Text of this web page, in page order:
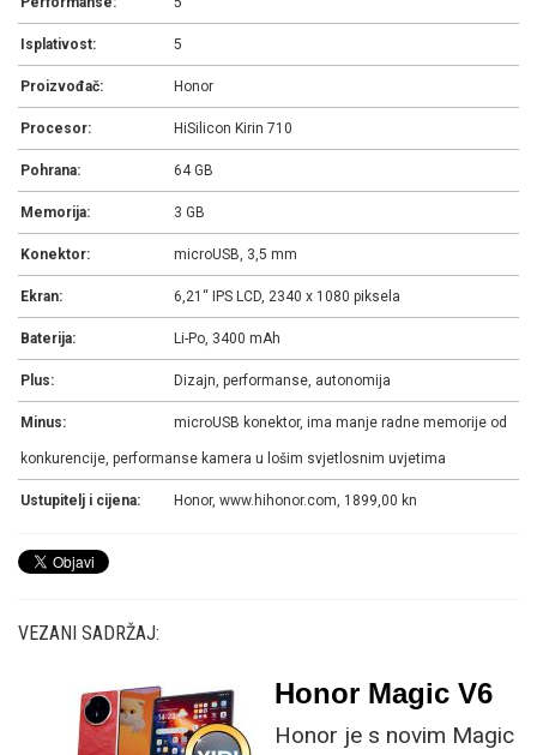
Isplativost: 5
Proizvođač: Honor
Procesor: HiSilicon Kirin 710
Pohrana: 64 GB
Memorija: 3 GB
Konektor: microUSB, 3,5 mm
Ekran: 6,21“ IPS LCD, 2340 x 1080 piksela
Baterija: Li-Po, 3400 mAh
Plus: Dizajn, performanse, autonomija
Minus: microUSB konektor, ima manje radne memorije od
konkurencije, performanse kamera u lošim svjetlosnim uvjetima
Ustupitelj i cijena: Honor, www.hihonor.com, 1899,00 kn
VEZANI SADRŽAJ:
Honor Magic V6
Honor je s novim Magic